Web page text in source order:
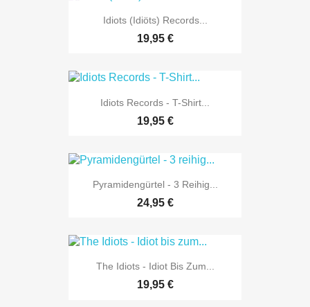
Idiots (Idiöts) Records...
19,95 €
Idiots Records - T-Shirt...
19,95 €
Pyramidengürtel - 3 Reihig...
24,95 €
The Idiots - Idiot Bis Zum...
19,95 €